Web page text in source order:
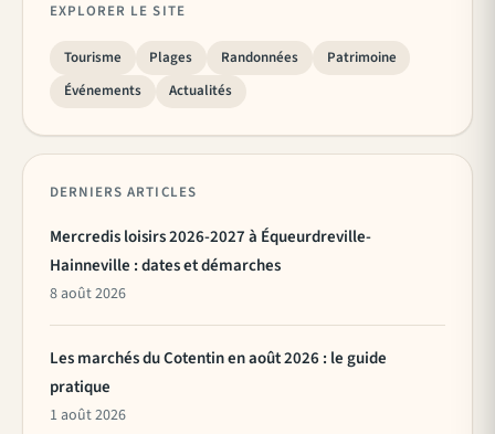
EXPLORER LE SITE
Tourisme Plages Randonnées
Patrimoine
Événements
Actualités
DERNIERS ARTICLES
Mercredis loisirs 2026-2027 à Équeurdreville-
Hainneville : dates et démarches
8 août 2026
Les marchés du Cotentin en août 2026 : le guide
pratique
1 août 2026